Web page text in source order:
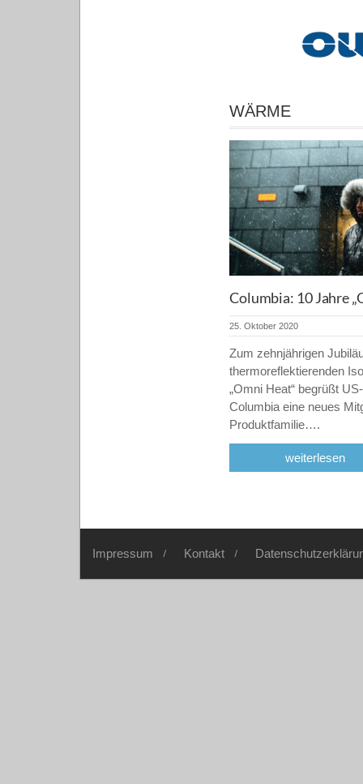
WÄRME
Columbia: 10 Jahre
25. Oktober 2020
Zum zehnjährigen
thermoreflektierenden
„Omni Heat“ begrüßt
Columbia eine neues
Produktfamilie….
weiterlesen
Impressum Kontakt